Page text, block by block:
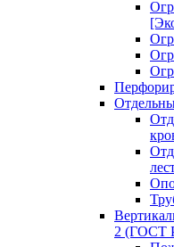
2 (ГОСТ